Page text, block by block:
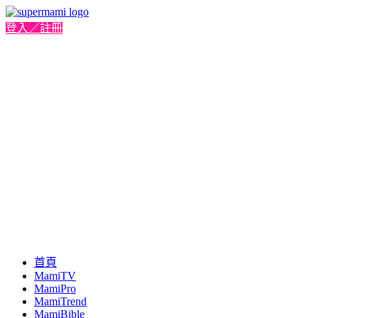
登入／註冊
首頁
MamiTV
MamiPro
MamiTrend
MamiBible